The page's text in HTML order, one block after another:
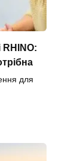
RHINO:
для